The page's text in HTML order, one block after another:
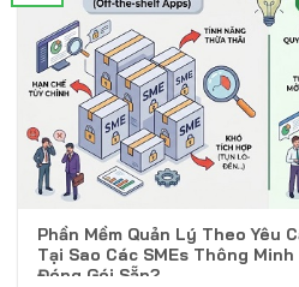
Phần Mềm Quản Lý Theo Yêu
Tại Sao Các SMEs Thông
Đóng Gói Sẵn?